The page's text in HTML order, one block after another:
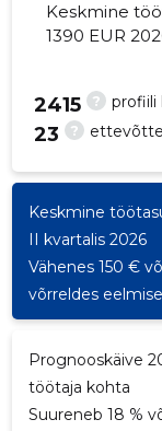
Keskmine
1390 EUR
? profiili
2415
?
23
Keskmine
II kvartalis 2026
Vähenes 150 €
võrreldes
Prognooskäive
töötaja kohta
Suureneb 18 %